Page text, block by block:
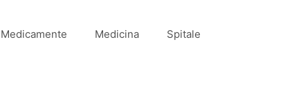
Medicamente Medicina Spitale